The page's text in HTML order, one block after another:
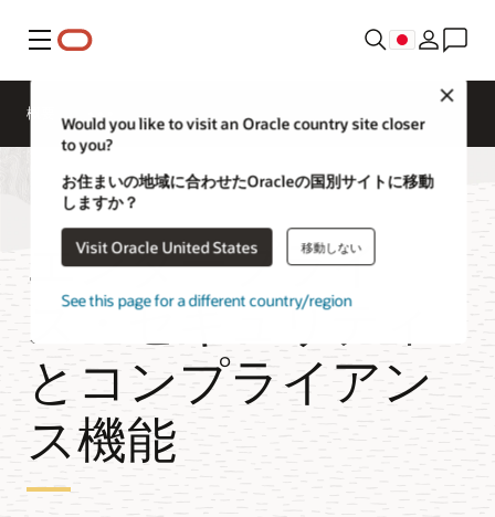
メニュー
Would you like to visit an Oracle country site closer
to you?
お住まいの地域に合わせたOracleの国別サイトに移動
しますか？
Visit Oracle United States 移動しない
See this page for a different country/region
概要
エンタープライ
ズ・セキュリティ
とコンプライアン
ス機能